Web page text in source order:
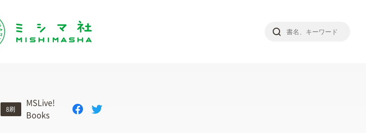
8刷
MSLive!
Books